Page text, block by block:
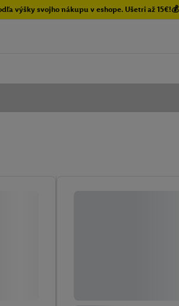
výšky svojho nákupu v eshope. Ušetri až 15€!💰